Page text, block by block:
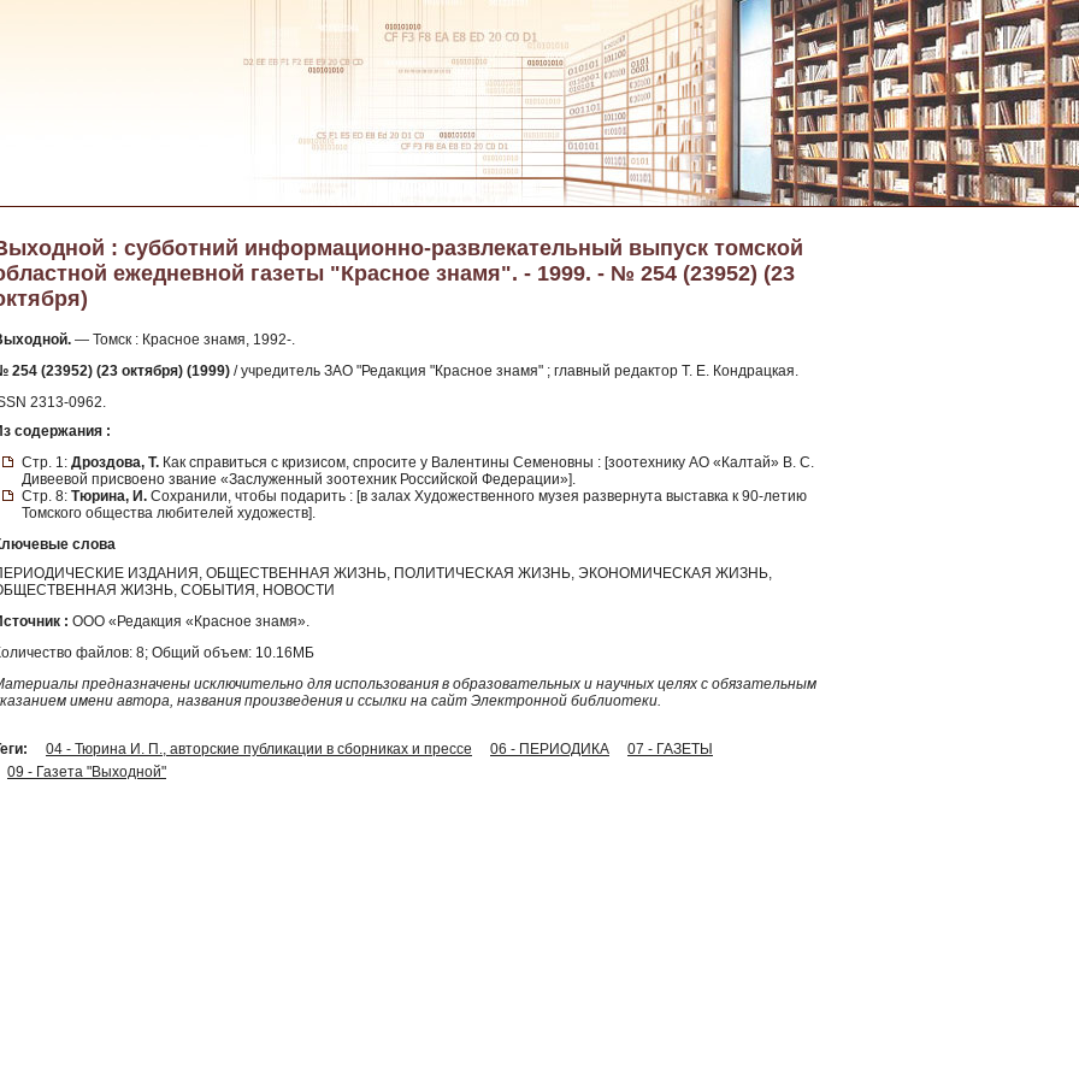
: субботний информационно-развлекательный выпуск томской
ежедневной газеты "Красное знамя". - 1999. - № 254 (23952) (23
— Томск : Красное знамя, 1992-.
254 (23952) (23 октября) (1999) / учредитель ЗАО "Редакция "Красное знамя" ; главный редактор Т. Е. Кондрацкая.
2313-0962.
содержания :
Стр. 1: Дроздова, Т. Как справиться с кризисом, спросите у Валентины Семеновны : [зоотехнику АО «Калтай» В. С.
Дивеевой присвоено звание «Заслуженный зоотехник Российской Федерации»].
Стр. 8: Тюрина, И. Сохранили, чтобы подарить : [в залах Художественного музея развернута выставка к 90-летию
Томского общества любителей художеств].
слова
ИЗДАНИЯ, ОБЩЕСТВЕННАЯ ЖИЗНЬ, ПОЛИТИЧЕСКАЯ ЖИЗНЬ, ЭКОНОМИЧЕСКАЯ ЖИЗНЬ,
ЖИЗНЬ, СОБЫТИЯ, НОВОСТИ
: ООО «Редакция «Красное знамя».
файлов: 8; Общий объем: 10.16МБ
предназначены исключительно для использования в образовательных и научных целях с обязательным
имени автора, названия произведения и ссылки на сайт Электронной библиотеки.
04 - Тюрина И. П., авторские публикации в сборниках и прессе 06 - ПЕРИОДИКА
07 - ГАЗЕТЫ
09 - Газета "Выходной"